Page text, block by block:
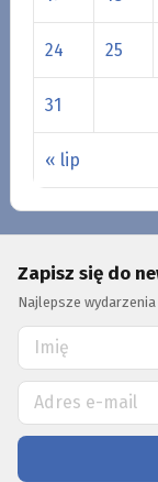
« lip
24 25
31
Zapisz się do
Najlepsze